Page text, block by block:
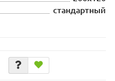
стандартный